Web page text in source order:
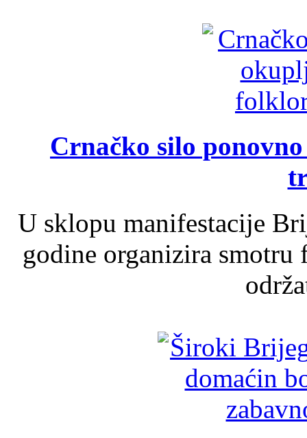
Crnačko silo
U sklopu manifestacije
godine organizira